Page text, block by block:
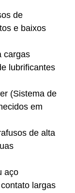
de
e baixos
cargas
lubrificantes
(Sistema de
em
de alta
aço
largas